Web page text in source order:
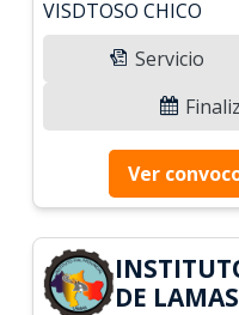
VISDTOSO CHICO
Servicio
Ver
DE